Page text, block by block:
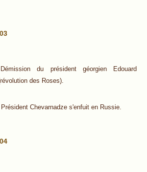
Démission du président géorgien Edouard
des Roses).
Président Chevarnadze s'enfuit en Russie.